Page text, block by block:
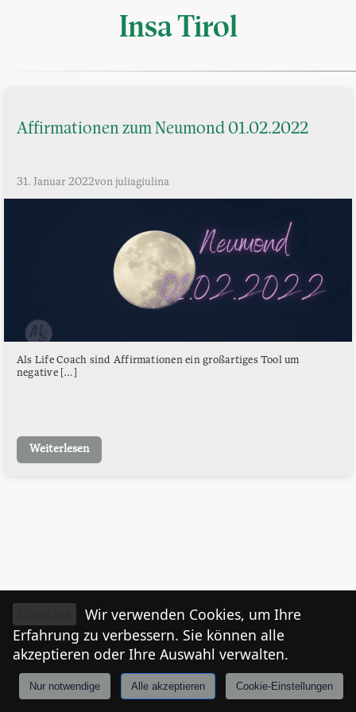
Insa Tirol
Affirmationen zum Neumond 01.02.2022
31. Januar 2022von juliagiulina
Als Life Coach sind Affirmationen ein großartiges Tool um
negative […]
Weiterlesen
Anmelden Tiroler
Wir verwenden Cookies, um Ihre
Erfahrung zu verbessern. Sie können alle
akzeptieren oder Ihre Auswahl verwalten.
Nur notwendige Alle akzeptieren Cookie-Einstellungen